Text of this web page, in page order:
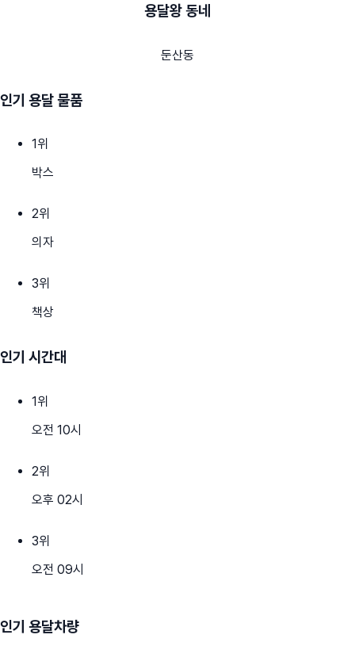
용달왕 동네
둔산동
인기 용달 물품
1위
박스
2위
의자
3위
책상
인기 시간대
1위
오전 10시
2위
오후 02시
3위
오전 09시
인기 용달차량